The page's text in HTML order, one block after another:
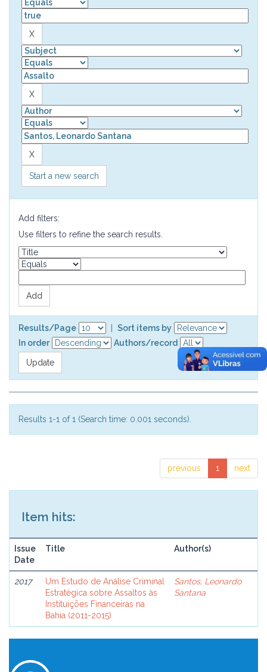
Start a new search
Add filters:
Use filters to refine the search results.
Results/Page
Sort items by
In order
Authors/record
Results 1-1 of 1 (Search time: 0.001 seconds).
previous 1 next
Item hits:
Issue
Date
Title Author(s)
2017
Um Estudo de Análise Criminal
Estratégica sobre Assaltos às
Instituições Financeiras na
Bahia (2011-2015)
Santos, Leonardo
Santana